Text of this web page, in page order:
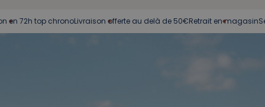
top chrono Livraison offerte au delà de 50€ Retrait en magasinService